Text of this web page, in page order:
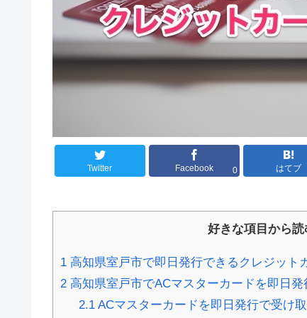
Twitter Facebook 0 はてブ
好きな項目から読
1 高知県室戸市で即日発行できるクレジット
2 高知県室戸市でACマスターカードを即日
2.1ACマスターカードを即日発行で受け